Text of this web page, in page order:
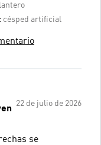
césped artificial
22 de julio de 2026
se